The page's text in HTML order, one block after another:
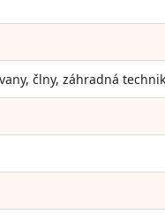
člny, záhradná